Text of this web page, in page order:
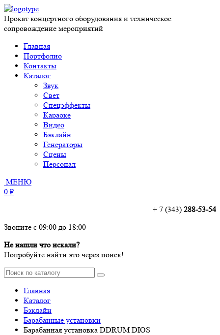
Прокат концертного оборудования и техническое
сопровождение мероприятий
Главная
Портфолио
Контакты
Каталог
Звук
Свет
Спецэффекты
Караоке
Видео
Бэклайн
Генераторы
Сцены
Персонал
МЕНЮ
0 ₽
+ 7 (343) 288-53-54
Звоните с 09:00 до 18:00
Не нашли что искали?
Попробуйте найти это через поиск!
Главная
Каталог
Бэклайн
Барабанные установки
Барабанная установка DDRUM DIOS